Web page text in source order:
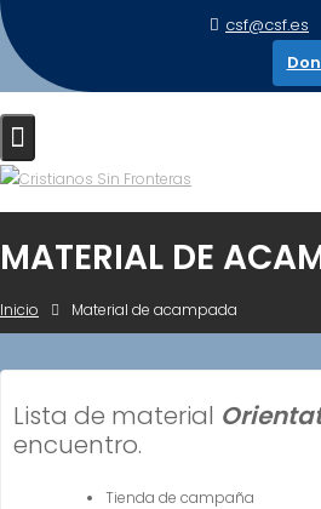
Saltar
al
contenido
csf@csf.es
MATERIAL DE
Inicio Material de acampada
Lista de material
encuentro.
Tienda de campaña